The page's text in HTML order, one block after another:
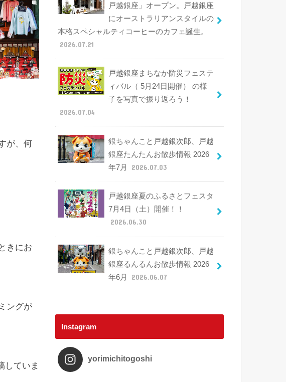
が、何
きにお
ングが
していま
戸越銀座」オープン。戸越銀座
にオーストラリアンスタイルの
本格スペシャルティコーヒーのカフェ誕生。
2026.07.21
戸越銀座まちなか防災フェステ
ィバル（ 5月24日開催） の様
子を写真で振り返ろう！
2026.07.04
銀ちゃんこと戸越銀次郎、戸越
銀座たんたんお散歩情報 2026
年7月
2026.07.03
戸越銀座夏のふるさとフェスタ
7月4日（土）開催！！
2026.06.30
銀ちゃんこと戸越銀次郎、戸越
銀座るんるんお散歩情報 2026
年6月
2026.06.07
Instagram
yorimichitogoshi